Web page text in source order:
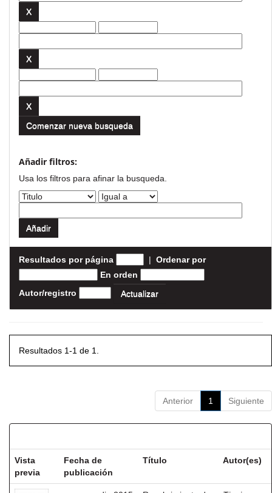
Comenzar nueva busqueda
Añadir filtros:
Usa los filtros para afinar la busqueda.
Resultados por página | Ordenar por
En orden
Autor/registro
Resultados 1-1 de 1.
Anterior 1 Siguiente
Vista
previa
Fecha de
publicación
Título Autor(es)